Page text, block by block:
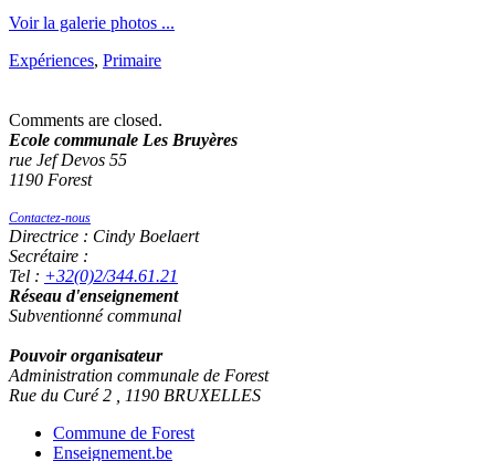
Voir la galerie photos ...
Expériences, Primaire
Comments are closed.
Ecole communale Les Bruyères
rue Jef Devos 55
1190 Forest
Contactez-nous
Directrice : Cindy Boelaert
Secrétaire :
Tel : +32(0)2/344.61.21
Réseau d'enseignement
Subventionné communal
Pouvoir organisateur
Administration communale de Forest
Rue du Curé 2 , 1190 BRUXELLES
Commune de Forest
Enseignement.be